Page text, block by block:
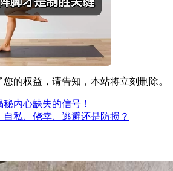
的权益，请告知，本站将立刻删除。
内心缺失的信号！
私、侥幸、逃避还是防损？